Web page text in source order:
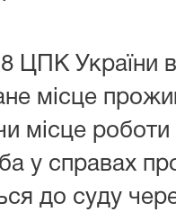
ЦПК України
місце
місце
у справах
до суду